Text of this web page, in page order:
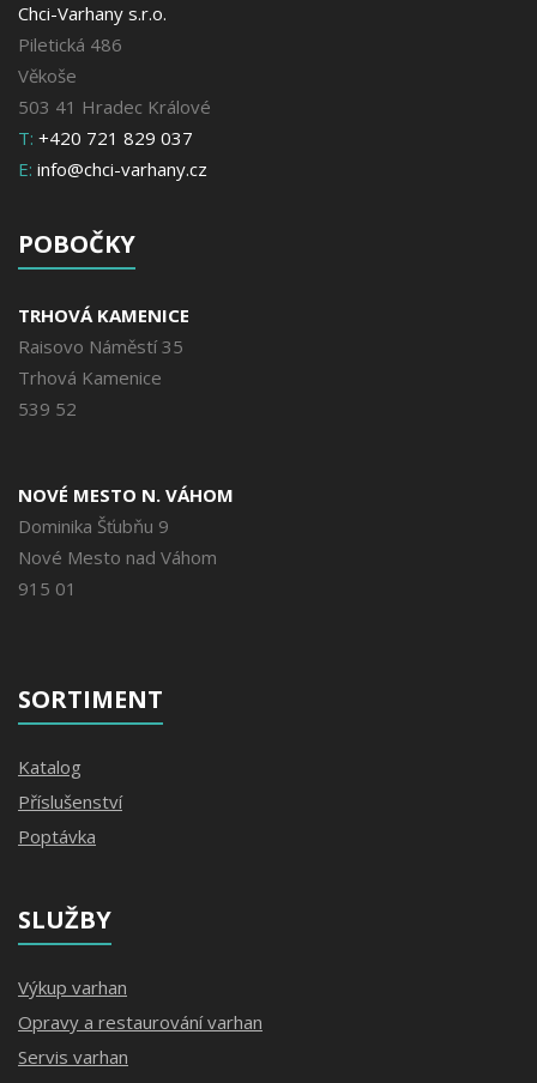
Chci-Varhany s.r.o.
Piletická 486
Věkoše
503 41 Hradec Králové
T: +420 721 829 037
E: info@chci-varhany.cz
POBOČKY
TRHOVÁ KAMENICE
Raisovo Náměstí 35
Trhová Kamenice
539 52
NOVÉ MESTO N. VÁHOM
Dominika Šťubňu 9
Nové Mesto nad Váhom
915 01
SORTIMENT
Katalog
Příslušenství
Poptávka
SLUŽBY
Výkup varhan
Opravy a restaurování varhan
Servis varhan